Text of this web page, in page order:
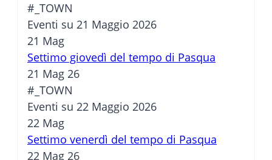
#_TOWN
Eventi su 21 Maggio 2026
21 Mag
Settimo giovedì del tempo di Pasqua
21 Mag 26
#_TOWN
Eventi su 22 Maggio 2026
22 Mag
Settimo venerdì del tempo di Pasqua
22 Mag 26